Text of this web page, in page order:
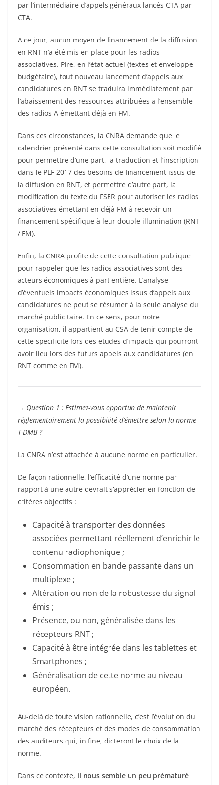
par l’intermédiaire d’appels généraux lancés CTA par
CTA.
A ce jour, aucun moyen de financement de la diffusion
en RNT n’a été mis en place pour les radios
associatives. Pire, en l’état actuel (textes et enveloppe
budgétaire), tout nouveau lancement d’appels aux
candidatures en RNT se traduira immédiatement par
l’abaissement des ressources attribuées à l’ensemble
des radios A émettant déjà en FM.
Dans ces circonstances, la CNRA demande que le
calendrier présenté dans cette consultation soit modifié
pour permettre d’une part, la traduction et l’inscription
dans le PLF 2017 des besoins de financement issus de
la diffusion en RNT, et permettre d’autre part, la
modification du texte du FSER pour autoriser les radios
associatives émettant en déjà FM à recevoir un
financement spécifique à leur double illumination (RNT
/ FM).
Enfin, la CNRA profite de cette consultation publique
pour rappeler que les radios associatives sont des
acteurs économiques à part entière. L’analyse
d’éventuels impacts économiques issus d’appels aux
candidatures ne peut se résumer à la seule analyse du
marché publicitaire. En ce sens, pour notre
organisation, il appartient au CSA de tenir compte de
cette spécificité lors des études d’impacts qui pourront
avoir lieu lors des futurs appels aux candidatures (en
RNT comme en FM).
→ Question 1 : Estimez-vous opportun de maintenir
réglementairement la possibilité d’émettre selon la norme
T-DMB ?
La CNRA n’est attachée à aucune norme en particulier.
De façon rationnelle, l’efficacité d’une norme par
rapport à une autre devrait s’apprécier en fonction de
critères objectifs :
Capacité à transporter des données
associées permettant réellement d’enrichir le
contenu radiophonique ;
Consommation en bande passante dans un
multiplexe ;
Altération ou non de la robustesse du signal
émis ;
Présence, ou non, généralisée dans les
récepteurs RNT ;
Capacité à être intégrée dans les tablettes et
Smartphones ;
Généralisation de cette norme au niveau
européen.
Au-delà de toute vision rationnelle, c’est l’évolution du
marché des récepteurs et des modes de consommation
des auditeurs qui, in fine, dicteront le choix de la
norme.
Dans ce contexte, il nous semble un peu prématuré